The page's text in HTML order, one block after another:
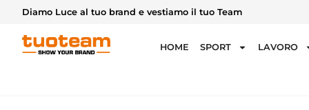
Diamo Luce al tuo brand e vestiamo il tuo Team
HOME SPORT LAVORO